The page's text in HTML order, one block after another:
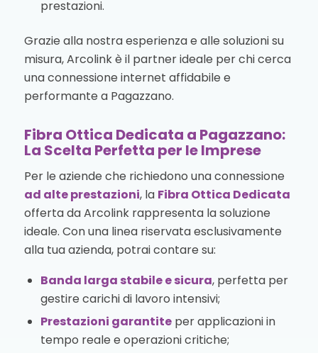
prestazioni.
Grazie alla nostra esperienza e alle soluzioni su
misura, Arcolink è il partner ideale per chi cerca
una connessione internet affidabile e
performante a Pagazzano.
Fibra Ottica Dedicata a Pagazzano:
La Scelta Perfetta per le Imprese
Per le aziende che richiedono una connessione
ad alte prestazioni, la Fibra Ottica Dedicata
offerta da Arcolink rappresenta la soluzione
ideale. Con una linea riservata esclusivamente
alla tua azienda, potrai contare su:
Banda larga stabile e sicura, perfetta per
gestire carichi di lavoro intensivi;
Prestazioni garantiteper applicazioni in
tempo reale e operazioni critiche;